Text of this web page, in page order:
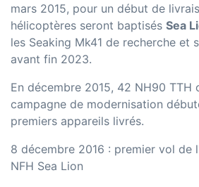
mars 2015, pour un début de
hélicoptères seront baptisés Sea
les Seaking Mk41 de recherche et
avant fin 2023.
En décembre 2015, 42 NH90 TTH
campagne de modernisation
premiers appareils livrés.
8 décembre 2016 : premier vol de
NFH Sea Lion